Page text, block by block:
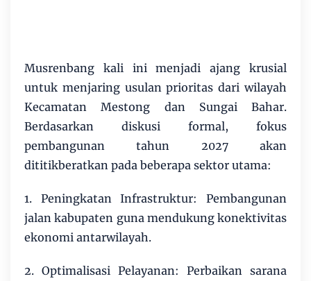
Musrenbang kali ini menjadi ajang krusial
untuk menjaring usulan prioritas dari wilayah
Kecamatan Mestong dan Sungai Bahar.
Berdasarkan diskusi formal, fokus
pembangunan tahun 2027 akan
dititikberatkan pada beberapa sektor utama:
1. Peningkatan Infrastruktur: Pembangunan
jalan kabupaten guna mendukung konektivitas
ekonomi antarwilayah.
2. Optimalisasi Pelayanan: Perbaikan sarana